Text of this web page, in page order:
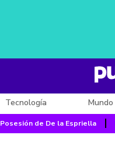
Tecnología Mundo
Posesión de De la Espriella